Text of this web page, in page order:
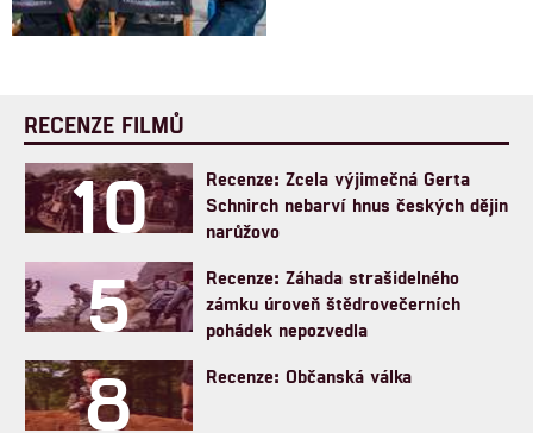
RECENZE FILMŮ
10
Recenze: Zcela výjimečná Gerta
Schnirch nebarví hnus českých dějin
narůžovo
5
Recenze: Záhada strašidelného
zámku úroveň štědrovečerních
pohádek nepozvedla
8 Recenze: Občanská válka